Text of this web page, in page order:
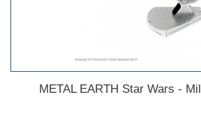
METAL EARTH Star Wars -